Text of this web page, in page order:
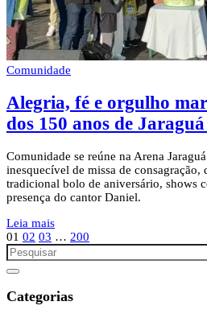
Comunidade
Alegria, fé e orgulho
dos 150 anos de
Comunidade se reúne na Arena
inesquecível de missa de
tradicional bolo de aniversário, shows
presença do cantor Daniel.
Leia mais
01 02 03 … 200
Categorias